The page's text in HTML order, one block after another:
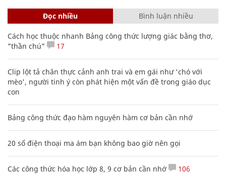
Đọc nhiều Bình luận nhiều
Cách học thuộc nhanh Bảng công thức lượng giác bằng thơ,
"thần chú"
17
Clip lột tả chân thực cảnh anh trai và em gái như 'chó với
mèo', người tinh ý còn phát hiện một vấn đề trong giáo dục
con
Bảng công thức đạo hàm nguyên hàm cơ bản cần nhớ
20 số điện thoại ma ám bạn không bao giờ nên gọi
Các công thức hóa học lớp 8, 9 cơ bản cần nhớ 106